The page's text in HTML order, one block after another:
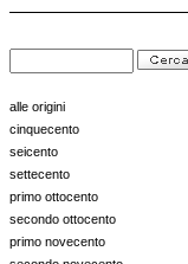
alle origini
cinquecento
seicento
settecento
primo ottocento
secondo ottocento
primo novecento